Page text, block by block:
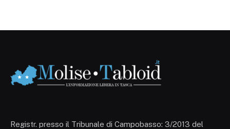
Registr. presso il Tribunale di Campobasso: 3/2013 del